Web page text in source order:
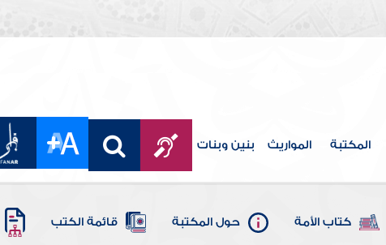
المكتبة المواريث بنين وبنات
كتاب الأمة حول المكتبة قائمة الكتب